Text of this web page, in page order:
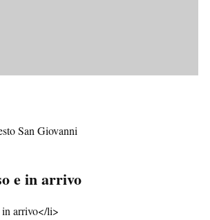
San Giovanni
e in arrivo
in arrivo</li>